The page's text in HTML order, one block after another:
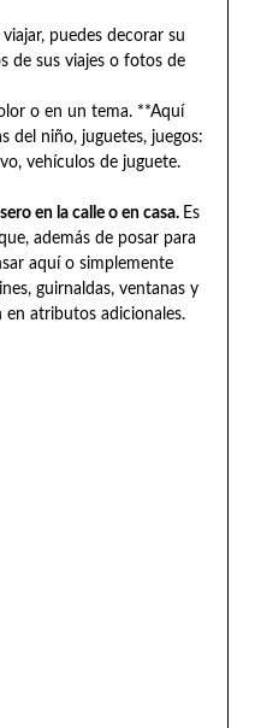
puedes decorar su
de sus viajes o fotos de
o en un tema. **Aquí
del niño, juguetes, juegos:
vehículos de juguete.
en la calle o en casa. Es
además de posar para
aquí o simplemente
guirnaldas, ventanas y
en atributos adicionales.